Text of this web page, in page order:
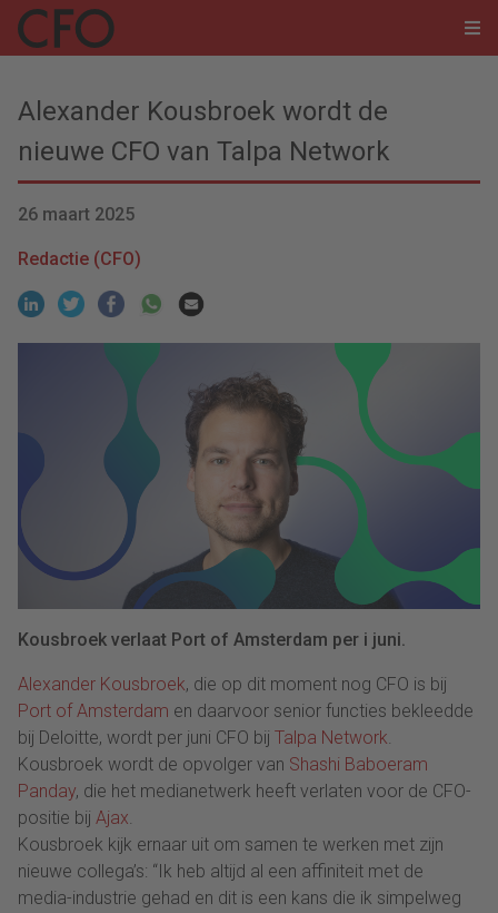
Alexander Kousbroek wordt de
nieuwe CFO van Talpa Network
26 maart 2025
Redactie (CFO)
Kousbroek verlaat Port of Amsterdam per i juni.
Alexander Kousbroek, die op dit moment nog CFO is bij
Port of Amsterdam en daarvoor senior functies bekleedde
bij Deloitte, wordt per juni CFO bij Talpa Network.
Kousbroek wordt de opvolger van Shashi Baboeram
Panday, die het medianetwerk heeft verlaten voor de CFO-
positie bij Ajax.
Kousbroek kijk ernaar uit om samen te werken met zijn
nieuwe collega’s: “Ik heb altijd al een affiniteit met de
media-industrie gehad en dit is een kans die ik simpelweg